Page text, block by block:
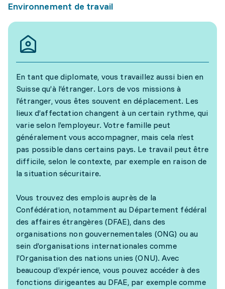
Environnement de travail
En tant que diplomate, vous travaillez aussi bien en
Suisse qu’à l’étranger. Lors de vos missions à
l’étranger, vous êtes souvent en déplacement. Les
lieux d’affectation changent à un certain rythme, qui
varie selon l’employeur. Votre famille peut
généralement vous accompagner, mais cela n’est
pas possible dans certains pays. Le travail peut être
difficile, selon le contexte, par exemple en raison de
la situation sécuritaire.
Vous trouvez des emplois auprès de la
Confédération, notamment au Département fédéral
des affaires étrangères (DFAE), dans des
organisations non gouvernementales (ONG) ou au
sein d’organisations internationales comme
l’Organisation des nations unies (ONU). Avec
beaucoup d’expérience, vous pouvez accéder à des
fonctions dirigeantes au DFAE, par exemple comme